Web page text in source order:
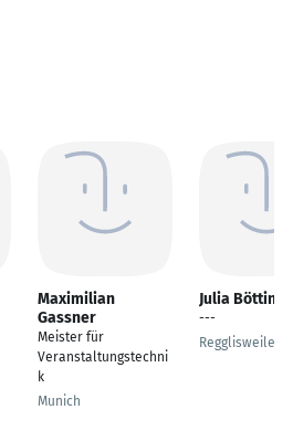
Maximilian
Gassner
Meister für
Veranstaltungstechni
k
Munich
Julia Böttinger
---
Regglisweiler